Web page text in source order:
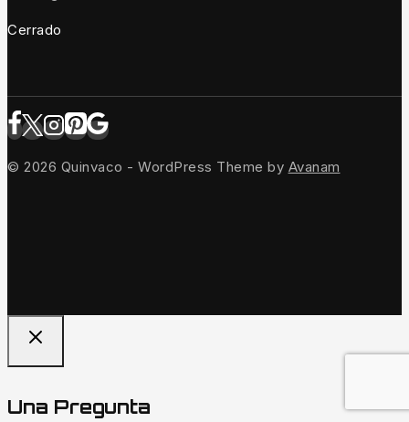
Cerrado
© 2026 Quinvaco - WordPress Theme by Avanam
Una Pregunta